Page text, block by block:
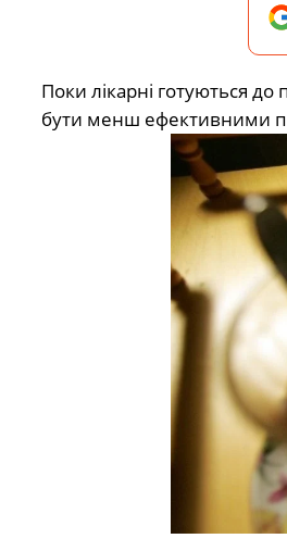
Поки лікарні готуються до
бути менш ефективними